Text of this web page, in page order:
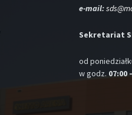
e-mail:
Sekretariat
od
w godz. 07:00